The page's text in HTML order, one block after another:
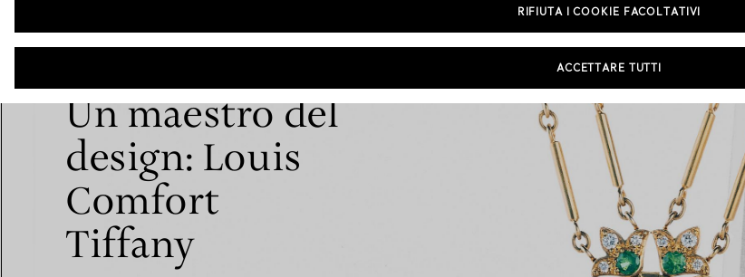
Fedi per Lei Anelli per coppie Eternity Rings
Un maestro del
design: Louis
Comfort
Tiffany
RIFIUTA I COOKIE FACOLTATIVI
ACCETTARE TUTTI